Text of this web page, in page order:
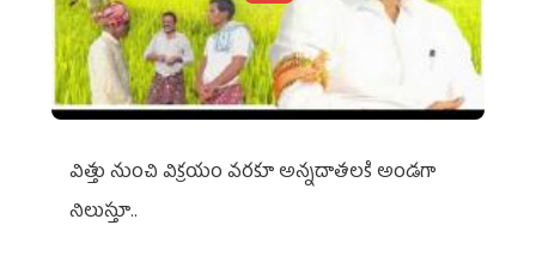
విత్తు నుంచి విక్రయం వరకూ అన్నదాతలకి అండగా
నిలుస్తూ..